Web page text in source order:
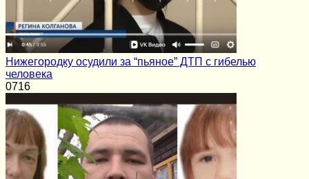
Нижегородку осудили за “пьяное” ДТП с гибелью
человека
0716